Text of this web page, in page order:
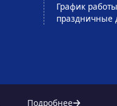
График
праздничные
Подробнее